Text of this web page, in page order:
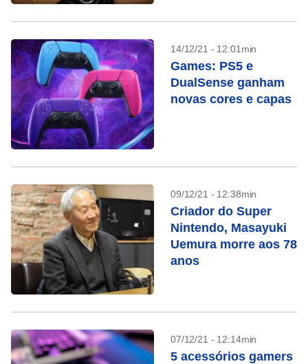
14/12/21 - 12:01min
Games: PS5 e
DualSense ganham
novas cores e capas
09/12/21 - 12:38min
Criador do Super
Nintendo, Masayuki
Uemura morre aos 78
anos
07/12/21 - 12:14min
5 acessórios gamers